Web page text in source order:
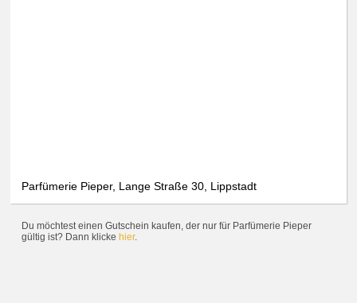
Parfümerie Pieper, Lange Straße 30, Lippstadt
Du möchtest einen Gutschein kaufen, der nur für Parfümerie Pieper
gültig ist? Dann klicke hier.